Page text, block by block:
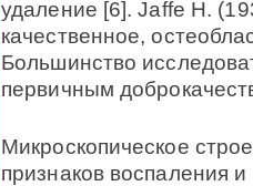
удаление [6]. Jaffe H.
ка­чествен­ное,
Большинство
первичным
Микроскопическое
признаков воспаления